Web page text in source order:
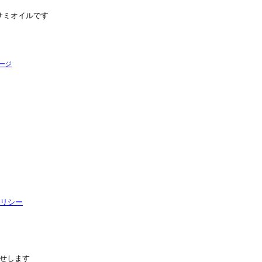
ミオイルです
ジ
シー
します